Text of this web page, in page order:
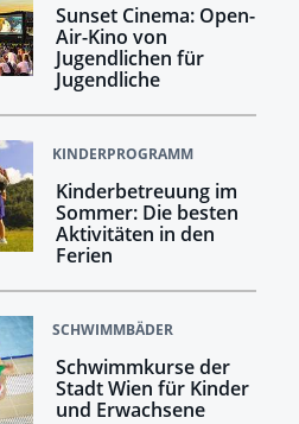
Sunset Cinema: Open-
Air-Kino von
Jugendlichen für
Jugendliche
KINDERPROGRAMM
Kinderbetreuung im
Sommer: Die besten
Aktivitäten in den
Ferien
SCHWIMMBÄDER
Schwimmkurse der
Stadt Wien für Kinder
und Erwachsene